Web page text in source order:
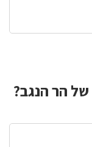
הר הנגב?